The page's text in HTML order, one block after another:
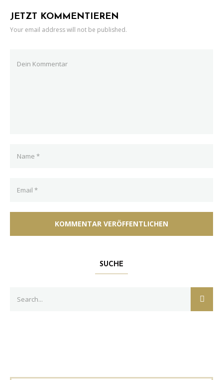
JETZT KOMMENTIEREN
Your email address will not be published.
SUCHE
for: